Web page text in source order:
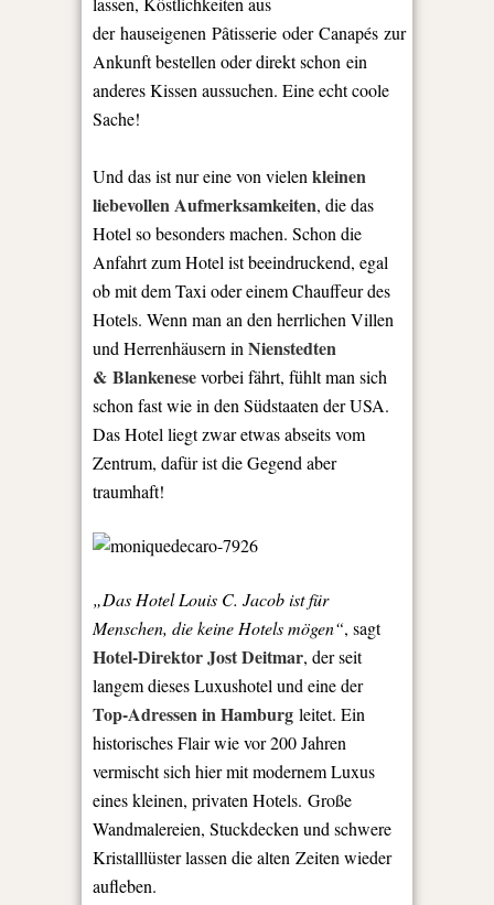
der hauseigenen Pâtisserie oder Canapés zur
Ankunft bestellen oder direkt schon ein
anderes Kissen aussuchen. Eine echt coole
Sache!
Und das ist nur eine von vielen kleinen
liebevollen Aufmerksamkeiten, die das
Hotel so besonders machen. Schon die
Anfahrt zum Hotel ist beeindruckend, egal
ob mit dem Taxi oder einem Chauffeur des
Hotels. Wenn man an den herrlichen Villen
und Herrenhäusern in Nienstedten
& Blankenesevorbei fährt, fühlt man sich
schon fast wie in den Südstaaten der USA.
Das Hotel liegt zwar etwas abseits vom
Zentrum, dafür ist die Gegend aber
traumhaft!
„Das Hotel Louis C. Jacob ist für
Menschen, die keine Hotels mögen“, sagt
Hotel-Direktor Jost Deitmar, der seit
langem dieses Luxushotel und eine der
Top-Adressen in Hamburg leitet. Ein
historisches Flair wie vor 200 Jahren
vermischt sich hier mit modernem Luxus
eines kleinen, privaten Hotels. Große
Wandmalereien, Stuckdecken und schwere
Kristalllüster lassen die alten Zeiten wieder
aufleben.